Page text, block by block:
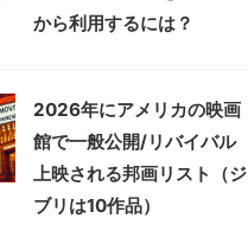
から利用するには？
2026年にアメリカの映画
館で一般公開/リバイバル
上映される邦画リスト（ジ
ブリは10作品）